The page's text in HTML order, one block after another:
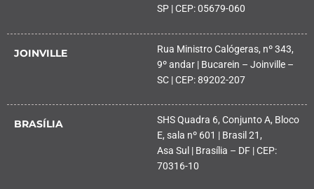
SP | CEP: 05679-060
JOINVILLE
Rua Ministro Calógeras, nº 343,
9º andar | Bucarein – Joinville –
SC | CEP: 89202-207
BRASÍLIA
SHS Quadra 6, Conjunto A, Bloco
E, sala nº 601 | Brasil 21,
Asa Sul | Brasília – DF | CEP:
70316-10